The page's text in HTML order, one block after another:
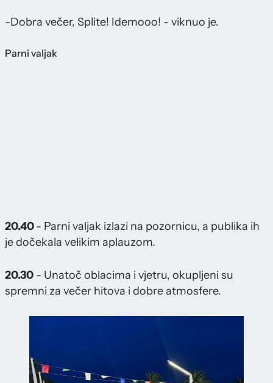
-Dobra večer, Splite! Idemooo! - viknuo je.
Parni valjak
20.40- Parni valjak izlazi na pozornicu, a publika ih
je dočekala velikim aplauzom.
20.30 - Unatoč oblacima i vjetru, okupljeni su
spremni za večer hitova i dobre atmosfere.